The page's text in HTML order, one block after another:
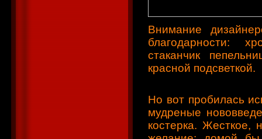
Внимание
благодарности:
стаканчик
красной подсветкой.
Но вот пробилась
мудреные
костерка. Жесткое,